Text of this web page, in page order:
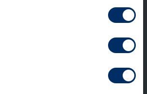
Open het contact
Open het
om te lezen